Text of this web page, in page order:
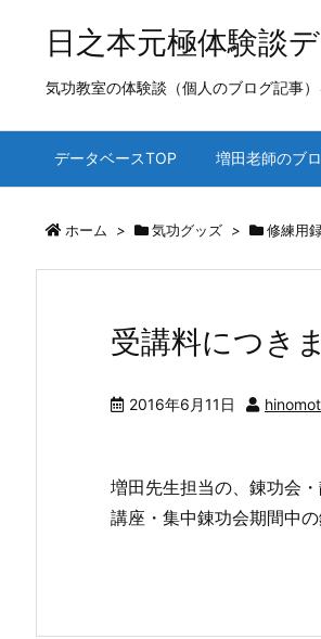
日之本元極体験談
気功教室の体験談（個人のブログ記事）
データベースTOP 増田老師のブ
ホーム > 気功グッズ > 修練用
受講料につき
2016年6月11日
増田先生担当の、錬功会
講座・集中錬功会期間中